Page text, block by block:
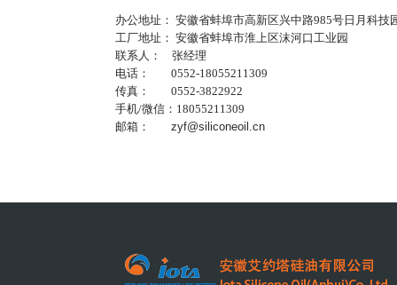
办公地址： 安徽省蚌埠市高新区兴中路985号日月科技
工厂地址： 安徽省蚌埠市淮上区沫河口工业园
联系人： 张经理
电话： 0552-18055211309
传真： 0552-3822922
手机/微信：18055211309
邮箱： zyf@siliconeoil.cn